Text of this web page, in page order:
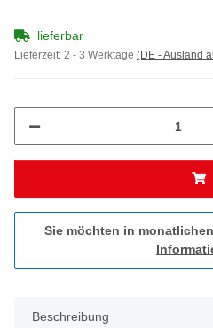
lieferbar
Lieferzeit: 2 - 3 Werktage (DE - Ausland
Sie möchten in
Beschreibung